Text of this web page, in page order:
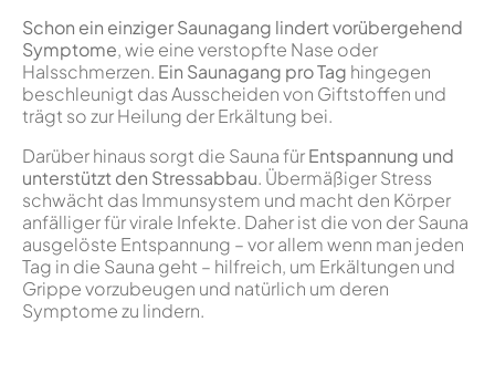
Schon ein einziger Saunagang lindert vorübergehend
Symptome, wie eine verstopfte Nase oder
Halsschmerzen. Ein Saunagang pro Tag hingegen
beschleunigt das Ausscheiden von Giftstoffen und
trägt so zur Heilung der Erkältung bei.
Darüber hinaus sorgt die Sauna fürEntspannung und
unterstützt den Stressabbau. Übermäßiger Stress
schwächt das Immunsystem und macht den Körper
anfälliger für virale Infekte. Daher ist die von der Sauna
ausgelöste Entspannung – vor allem wenn man jeden
Tag in die Sauna geht – hilfreich, um Erkältungen und
Grippe vorzubeugen und natürlich um deren
Symptome zu lindern.